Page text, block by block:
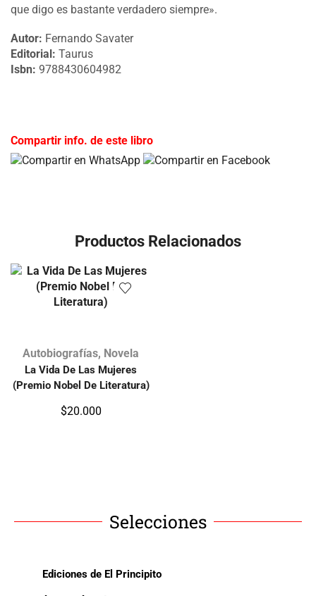
que digo es bastante verdadero siempre».
Autor: Fernando Savater
Editorial: Taurus
Isbn: 9788430604982
Compartir info. de este libro
Productos Relacionados
Autobiografías, Novela
La Vida De Las Mujeres
(Premio Nobel De Literatura)
$20.000
Selecciones
Ediciones de El Principito